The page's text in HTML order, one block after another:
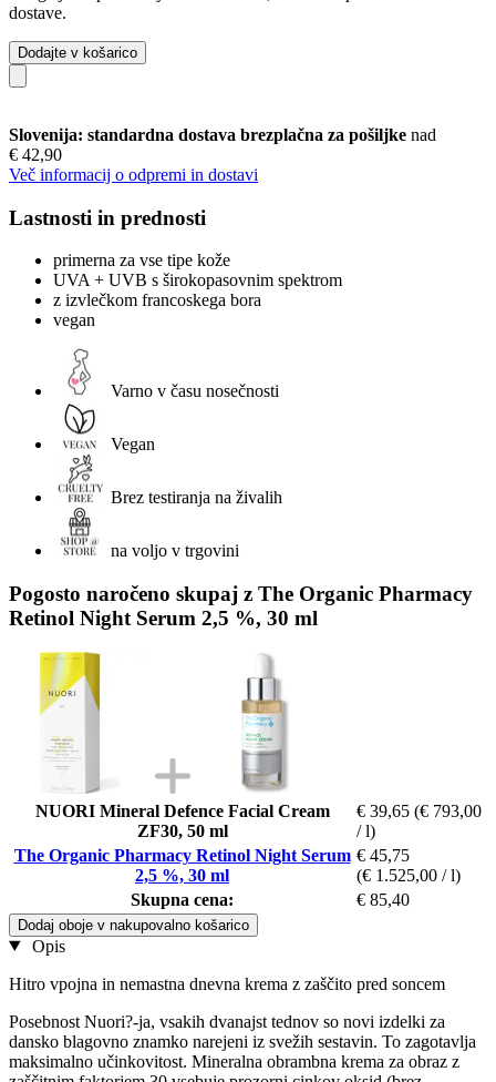
dostave.
Dodajte v košarico
Slovenija: standardna dostava brezplačna za pošiljke nad
€ 42,90
Več informacij o odpremi in dostavi
Lastnosti in prednosti
primerna za vse tipe kože
UVA + UVB s širokopasovnim spektrom
z izvlečkom francoskega bora
vegan
Varno v času nosečnosti
Vegan
Brez testiranja na živalih
na voljo v trgovini
Pogosto naročeno skupaj z The Organic Pharmacy
Retinol Night Serum 2,5 %, 30 ml
NUORI Mineral Defence Facial Cream
ZF30, 50 ml
€ 39,65 (€ 793,00
/ l)
The Organic Pharmacy Retinol Night Serum
2,5 %, 30 ml
€ 45,75
(€ 1.525,00 / l)
Skupna cena:
€ 85,40
Dodaj oboje v nakupovalno košarico
Opis
Hitro vpojna in nemastna dnevna krema z zaščito pred soncem
Posebnost Nuori?-ja, vsakih dvanajst tednov so novi izdelki za
dansko blagovno znamko narejeni iz svežih sestavin. To zagotavlja
maksimalno učinkovitost. Mineralna obrambna krema za obraz z